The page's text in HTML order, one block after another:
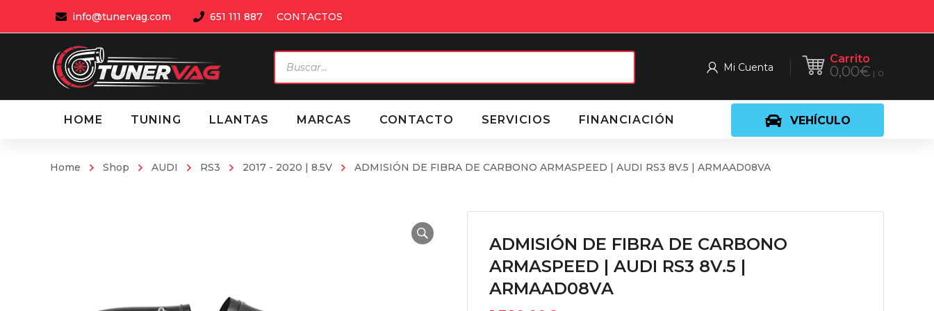
info@tunervag.com 651 111 887 CONTACTOS
Carrito
0,00€ 0
Mi Cuenta
de
productos
VEHÍCULO
HOME TUNING LLANTAS MARCAS CONTACTO SERVICIOS FINANCIACIÓN
Home Shop AUDI RS3 2017 - 2020 | 8.5V ADMISIÓN DE FIBRA DE CARBONO ARMASPEED | AUDI RS3 8V.5 | ARMAAD08VA
ADMISIÓN DE FIBRA DE CARBONO
ARMASPEED | AUDI RS3 8V.5 |
ARMAAD08VA